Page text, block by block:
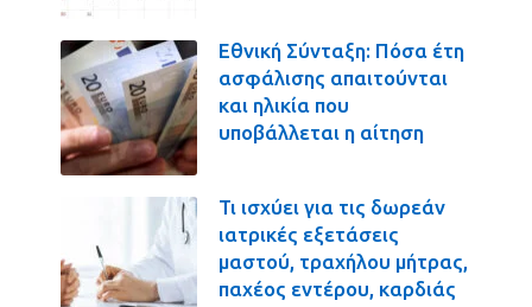
Εθνική Σύνταξη: Πόσα έτη
ασφάλισης απαιτούνται
και ηλικία που
υποβάλλεται η αίτηση
Τι ισχύει για τις δωρεάν
ιατρικές εξετάσεις
μαστού, τραχήλου μήτρας,
παχέος εντέρου, καρδιάς